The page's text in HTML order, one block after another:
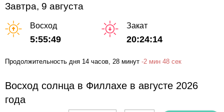
Завтра, 9 августа
Восход
5:55:49
Закат
20:24:14
Продолжительность дня 14 часов, 28 минут -2 мин 48 сек
Восход солнца в Филлахе в августе 2026
года